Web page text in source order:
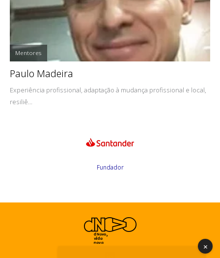
Mentores
Paulo Madeira
Experiência profissional, adaptação à mudança profissional e local,
resiliê...
Fundador